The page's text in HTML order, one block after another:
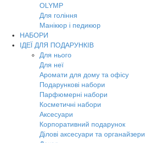
OLYMP
Для гоління
Манікюр і педикюр
НАБОРИ
ІДЕЇ ДЛЯ ПОДАРУНКІВ
Для нього
Для неї
Аромати для дому та офісу
Подарункові набори
Парфюмерні набори
Косметичні набори
Аксесуари
Корпоративний подарунок
Ділові аксесуари та органайзери